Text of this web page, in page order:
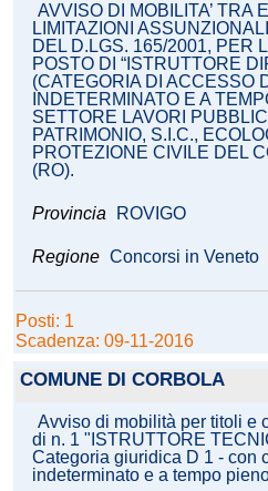
AVVISO DI MOBILITA’ TRA
LIMITAZIONI
DEL D.LGS. 165/2001, PER
POSTO DI “ISTRUTTORE
(CATEGORIA DI ACCESSO
INDETERMINATO E A
SETTORE LAVORI
PATRIMONIO, S.I.C.,
PROTEZIONE CIVILE DEL
(RO).
Provincia ROVIGO
Regione Concorsi in Veneto
Posti: 1
Scadenza: 09-11-2016
COMUNE DI CORBOLA
Avviso di mobilità per titoli e
di n. 1 "ISTRUTTORE
Categoria giuridica D 1 - con
indeterminato e a tempo